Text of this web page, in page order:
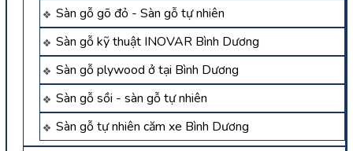
Sàn gỗ gõ đỏ - Sàn gỗ tự nhiên
Sàn gỗ kỹ thuật INOVAR Bình Dương
Sàn gỗ plywood ở tại Bình Dương
Sàn gỗ sồi - sàn gỗ tự nhiên
Sàn gỗ tự nhiên căm xe Bình Dương